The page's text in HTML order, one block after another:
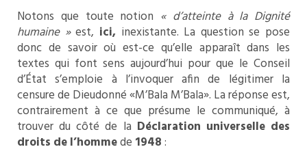
Notons que toute notion « d’atteinte à la Dignité
humaine »est, ici, inexistante. La question se pose
donc de savoir où est-ce qu’elle apparaît dans les
textes qui font sens aujourd’hui pour que le Conseil
d’État s’emploie à l’invoquer afin de légitimer la
censure de Dieudonné «M’Bala M’Bala». La réponse est,
contrairement à ce que présume le communiqué, à
trouver du côté de la Déclaration universelle des
droits de l’hommede 1948: